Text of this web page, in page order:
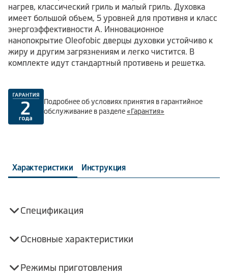
нагрев, классический гриль и малый гриль. Духовка
имеет большой объем, 5 уровней для противня и класс
энергоэффективности А. Инновационное
нанопокрытие Oleofobic дверцы духовки устойчиво к
жиру и другим загрязнениям и легко чистится. В
комплекте идут стандартный противень и решетка.
Подробнее об условиях принятия в гарантийное
обслуживание в разделе«Гарантия»
Характеристики Инструкция
Спецификация
Основные характеристики
Режимы приготовления